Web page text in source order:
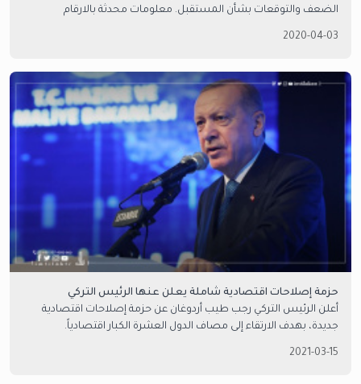
الضعف والتوقعات بشأن المستقبل. معلومات محدثة بالارقام
2020-04-03
حزمة إصلاحات اقتصادية شاملة يعلن عنها الرئيس التركي
أعلن الرئيس التركي رجب طيب أردوغان عن حزمة إصلاحات اقتصادية
جديدة، بهدف الارتقاء إلى مصاف الدول العشرة الكبار اقتصادياً.
2021-03-15